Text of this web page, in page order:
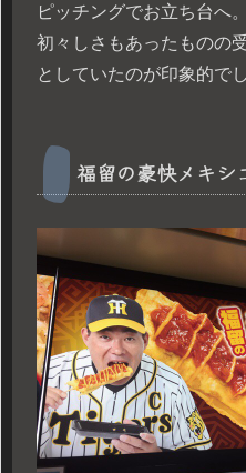
ピッチングでお立ち台へ。
初々しさもあったものの
としていたのが印象的でし
福留の豪快メキシ